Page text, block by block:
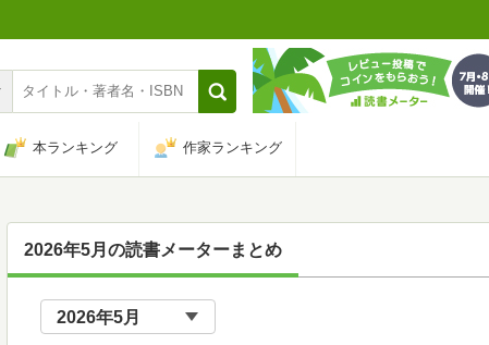
本ランキング 作家ランキング
2026年5月の読書メーターまとめ